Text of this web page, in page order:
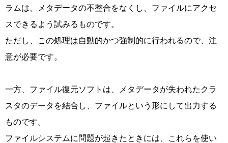
ラムは、メタデータの不整合をなくし、ファイルにアクセ
スできるよう試みるものです。
ただし、この処理は自動的かつ強制的に行われるので、注
意が必要です。
一方、ファイル復元ソフトは、メタデータが失われたクラ
スタのデータを結合し、ファイルという形にして出力する
ものです。
ファイルシステムに問題が起きたときには、これらを使い